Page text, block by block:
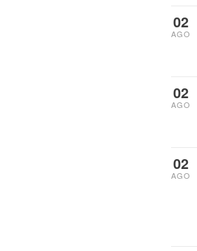
02
AGO
02
AGO
02
AGO